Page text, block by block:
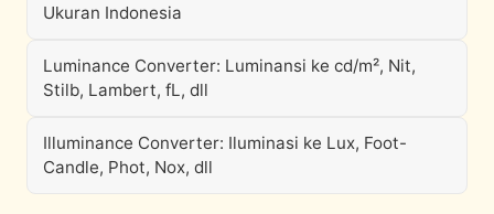
Ukuran Indonesia
Luminance Converter: Luminansi ke cd/m², Nit,
Stilb, Lambert, fL, dll
Illuminance Converter: Iluminasi ke Lux, Foot-
Candle, Phot, Nox, dll